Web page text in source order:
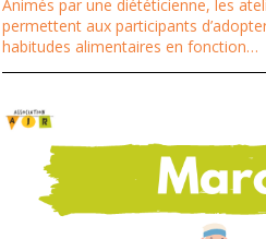
Animés par une diététicienne, les
permettent aux participants
habitudes alimentaires en fonction…